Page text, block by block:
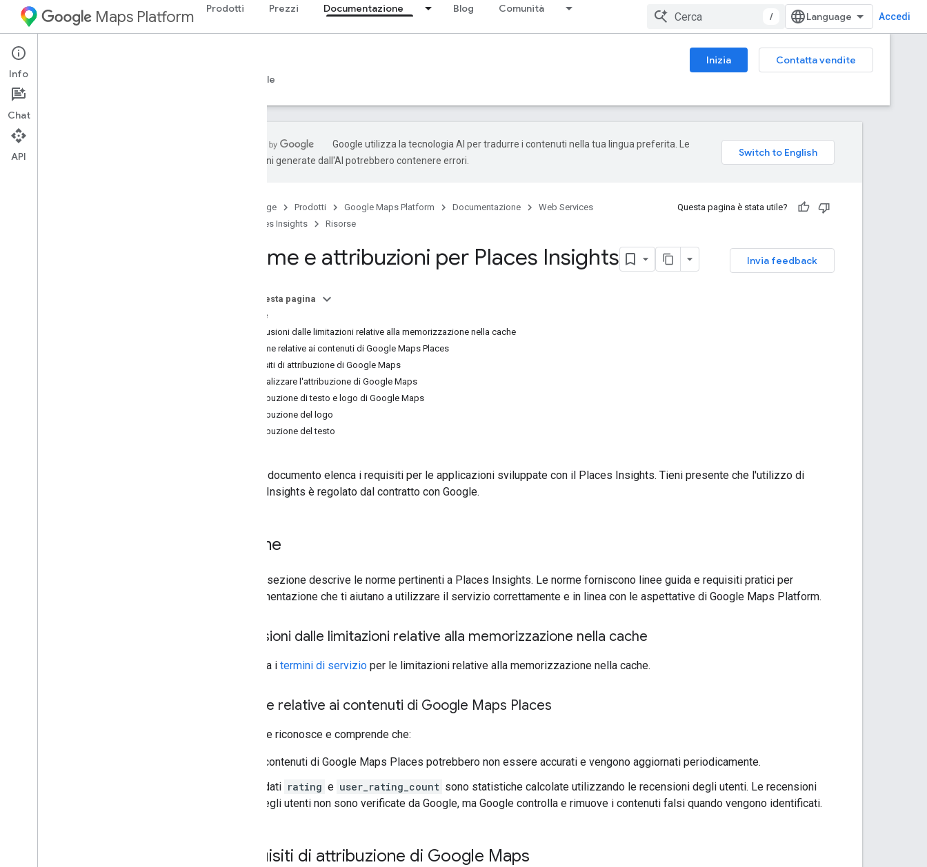
Maps Platform Prodotti Prezzi Documentazione Blog Comunità
/ Accedi
Web Services Inizia
Contatta vendite
Guide
Sperimentale
Google utilizza la tecnologia AI per tradurre i contenuti nella tua lingua preferita. Le
traduzioni generate dall'AI potrebbero contenere errori.
Home page Prodotti Google Maps Platform Documentazione
Web Services
Places Insights
Risorse
Questa pagina è stata utile?
Invia feedback
Norme e attribuzioni per Places Insights
Su questa pagina
Norme
Esclusioni dalle limitazioni relative alla memorizzazione nella cache
Norme relative ai contenuti di Google Maps Places
Requisiti di attribuzione di Google Maps
Visualizzare l'attribuzione di Google Maps
Attribuzione di testo e logo di Google Maps
Attribuzione del logo
Attribuzione del testo
Questo documento elenca i requisiti per le applicazioni sviluppate con il Places Insights. Tieni presente che l'utilizzo di
Places Insights è regolato dal contratto con Google.
Norme
Questa sezione descrive le norme pertinenti a Places Insights. Le norme forniscono linee guida e requisiti pratici per
l'implementazione che ti aiutano a utilizzare il servizio correttamente e in linea con le aspettative di Google Maps Platform.
Esclusioni dalle limitazioni relative alla memorizzazione nella cache
Consulta i termini di servizio per le limitazioni relative alla memorizzazione nella cache.
Norme relative ai contenuti di Google Maps Places
Il Cliente riconosce e comprende che:
I contenuti di Google Maps Places potrebbero non essere accurati e vengono aggiornati periodicamente.
I dati rating e user_rating_count sono statistiche calcolate utilizzando le recensioni degli utenti. Le recensioni
degli utenti non sono verificate da Google, ma Google controlla e rimuove i contenuti falsi quando vengono identificati.
Requisiti di attribuzione di Google Maps
Info
Chat
API